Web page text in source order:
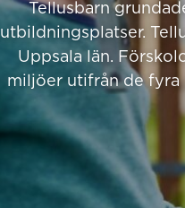
Tellusbarn
utbildningsplatser.
Uppsala län.
miljöer utifrån de fyra